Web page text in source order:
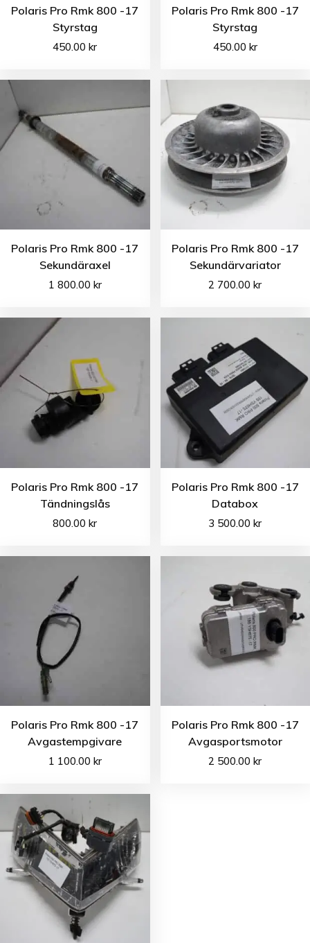
Polaris Pro Rmk 800 -17
Styrstag
450.00kr
Polaris Pro Rmk 800 -17
Styrstag
450.00 kr
Polaris Pro Rmk 800 -17
Sekundäraxel
1 800.00 kr
Polaris Pro Rmk 800 -17
Sekundärvariator
2 700.00kr
Polaris Pro Rmk 800 -17
Tändningslås
800.00kr
Polaris Pro Rmk 800 -17
Databox
3 500.00kr
Polaris Pro Rmk 800 -17
Avgastempgivare
1 100.00 kr
Polaris Pro Rmk 800 -17
Avgasportsmotor
2 500.00kr